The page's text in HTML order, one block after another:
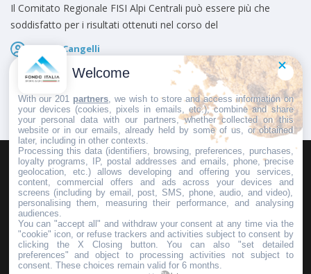
Il Comitato Regionale FISI Alpi Centrali può essere più che
soddisfatto per i risultati ottenuti nel corso del
Marco Cangelli
Pubblicato il
HOMEPAGEREDAZIONEINVIA UN COMUNICATO STAMPA
PUBBLICITÀSCRIVI AL DIRETTORE
Copyright © 2016 - 2025 ASD Fondo Italia - Partita Iva: IT 03855110049
Welcome
With our 201 partners , we wish to store and access information on
your devices (cookies, pixels in emails, etc.), combine and share
your personal data with our partners, whether collected on this
website or in our emails, already held by some of us, or obtained
later, including in other contexts.
Processing this data (identifiers, browsing, preferences, purchases,
loyalty programs, IP, postal addresses and emails, phone, precise
geolocation, etc.) allows developing and offering you services,
content, commercial offers and ads across your devices and
screens (including by email, post, SMS, phone, audio, and video),
personalising them, measuring their performance, and analysing
audiences.
You can "accept all" and withdraw your consent at any time via the
"cookie" icon, or refuse trackers and activities subject to consent by
clicking the X Closing button. You can also "set detailed
preferences" and object to processing activities not subject to
consent. These choices remain valid for 6 months.